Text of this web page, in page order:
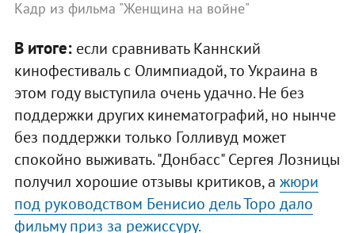
Кадр из фильма "Женщина на войне"
В итоге:если сравнивать Каннский
кинофестиваль с Олимпиадой, то Украина в
этом году выступила очень удачно. Не без
поддержки других кинематографий, но нынче
без поддержки только Голливуд может
спокойно выживать. "Донбасс" Сергея Лозницы
получил хорошие отзывы критиков, а жюри
под руководством Бенисио дель Торо дало
фильму приз за режиссуру.